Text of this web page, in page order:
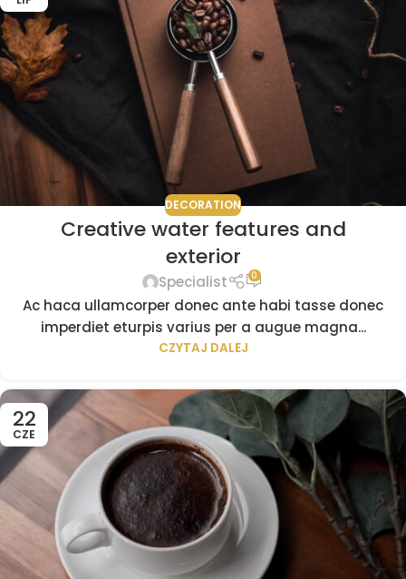
DECORATION
Creative water features and
exterior
Specialist 0
Ac haca ullamcorper donec ante habi tasse donec
imperdiet eturpis varius per a augue magna...
CZYTAJ DALEJ
22
CZE